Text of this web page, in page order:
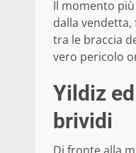
Il momento
dalla
tra le braccia
vero pericolo
Yildiz
brividi